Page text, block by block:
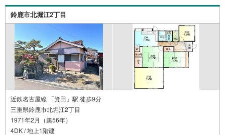
鈴鹿市北堀江2丁目
近鉄名古屋線 「箕田」駅 徒歩9分
三重県鈴鹿市北堀江2丁目
1971年2月（築56年）
4DK / 地上1階建